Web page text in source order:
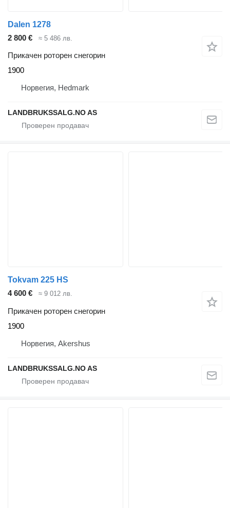
Dalen 1278
2 800 €
≈ 5 486 лв.
Прикачен роторен снегорин
1900
Норвегия, Hedmark
LANDBRUKSSALG.NO AS
Tokvam 225 HS
4 600 €
≈ 9 012 лв.
Прикачен роторен снегорин
1900
Норвегия, Akershus
LANDBRUKSSALG.NO AS